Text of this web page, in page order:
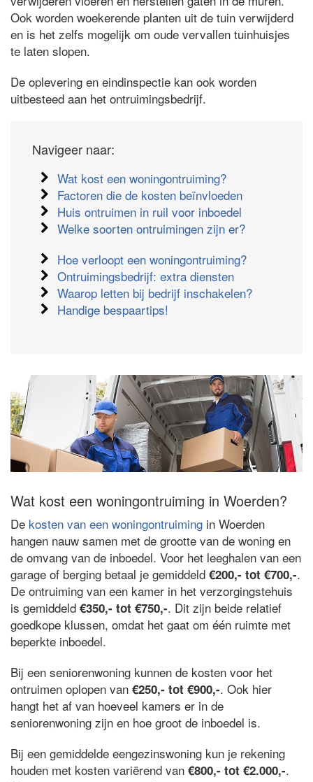
Ook worden woekerende planten uit de tuin verwijderd
en is het zelfs mogelijk om oude vervallen tuinhuisjes
te laten slopen.
De oplevering en eindinspectie kan ook worden
uitbesteed aan het ontruimingsbedrijf.
Navigeer naar:
Wat kost een woningontruiming?
Factoren die de kosten beïnvloeden
Huis ontruimen in ruil voor inboedel
Welke soorten ontruimingen zijn er?
Hoe verloopt een woningontruiming?
Ontruimingsbedrijf: extra diensten
Waarop letten bij bedrijf inschakelen?
Handige bespaartips!
Wat kost een woningontruiming in Woerden?
De kosten van een woningontruiming in Woerden
hangen nauw samen met de grootte van de woning en
de omvang van de inboedel. Voor het leeghalen van een
garage of berging betaal je gemiddeld €200,- tot €700,-.
De ontruiming van een kamer in het verzorgingstehuis
is gemiddeld €350,- tot €750,-. Dit zijn beide relatief
goedkope klussen, omdat het gaat om één ruimte met
beperkte inboedel.
Bij een seniorenwoning kunnen de kosten voor het
ontruimen oplopen van €250,- tot €900,-. Ook hier
hangt het af van hoeveel kamers er in de
seniorenwoning zijn en hoe groot de inboedel is.
Bij een gemiddelde eengezinswoning kun je rekening
houden met kosten variërend van €800,- tot €2.000,-.